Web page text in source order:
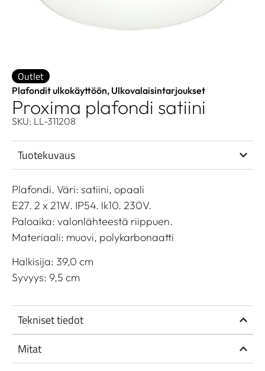
Outlet
Plafondit ulkokäyttöön, Ulkovalaisintarjoukset
Proxima plafondi satiini
SKU: LL-311208
Tuotekuvaus
Plafondi. Väri: satiini, opaali
E27. 2 x 21W. IP54. lk10. 230V.
Paloaika: valonlähteestä riippuen.
Materiaali: muovi, polykarbonaatti
Halkisija: 39,0 cm
Syvyys: 9,5 cm
Tekniset tiedot
Mitat